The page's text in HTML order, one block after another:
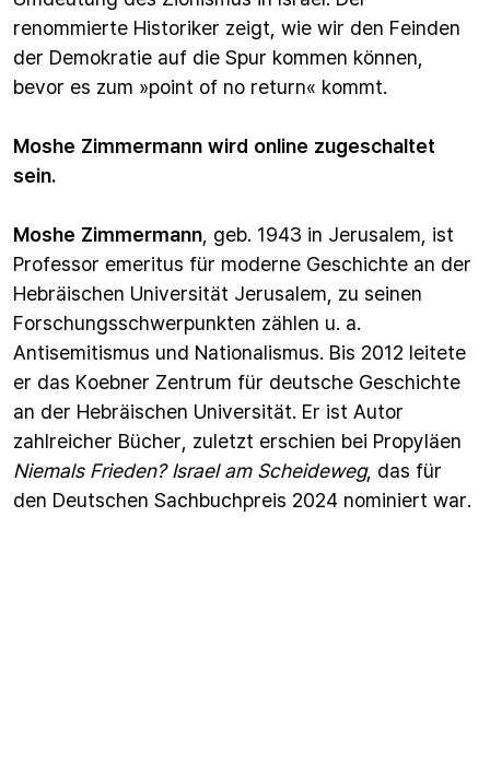
renommierte Historiker zeigt, wie wir den Feinden
der Demokratie auf die Spur kommen können,
bevor es zum »point of no return« kommt.
Moshe Zimmermann wird online zugeschaltet
sein.
Moshe Zimmermann, geb. 1943 in Jerusalem, ist
Professor emeritus für moderne Geschichte an der
Hebräischen Universität Jerusalem, zu seinen
Forschungsschwerpunkten zählen u. a.
Antisemitismus und Nationalismus. Bis 2012 leitete
er das Koebner Zentrum für deutsche Geschichte
an der Hebräischen Universität. Er ist Autor
zahlreicher Bücher, zuletzt erschien bei Propyläen
Niemals Frieden? Israel am Scheideweg, das für
den Deutschen Sachbuchpreis 2024 nominiert war.